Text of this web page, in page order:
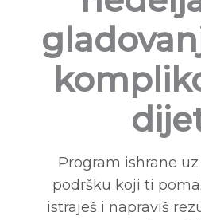
Program ishrane
podršku koji ti
istraješ i napraviš